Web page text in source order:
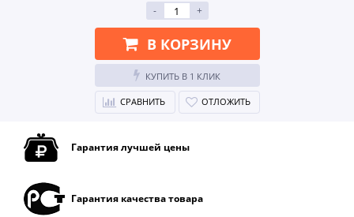
-
+
В КОРЗИНУ
КУПИТЬ В 1 КЛИК
СРАВНИТЬ ОТЛОЖИТЬ
Гарантия лучшей цены
Гарантия качества товара